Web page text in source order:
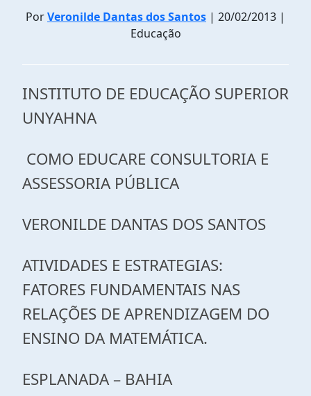
PorVeronilde Dantas dos Santos | 20/02/2013 |
Educação
INSTITUTO DE EDUCAÇÃO SUPERIOR
UNYAHNA
COMO EDUCARE CONSULTORIA E
ASSESSORIA PÚBLICA
VERONILDE DANTAS DOS SANTOS
ATIVIDADES E ESTRATEGIAS:
FATORES FUNDAMENTAIS NAS
RELAÇÕES DE APRENDIZAGEM DO
ENSINO DA MATEMÁTICA.
ESPLANADA – BAHIA